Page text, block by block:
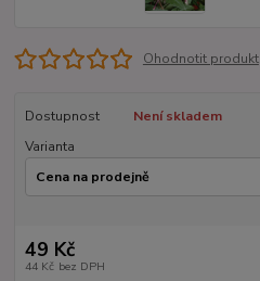
Ohodnotit produkt
Dostupnost
Není skladem
Varianta
49 Kč
44 Kč bez DPH